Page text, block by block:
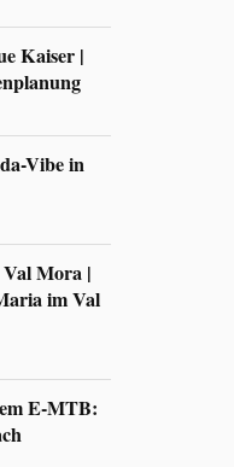
Kaiser |
Vibe in
Mora |
im Val
E-MTB: